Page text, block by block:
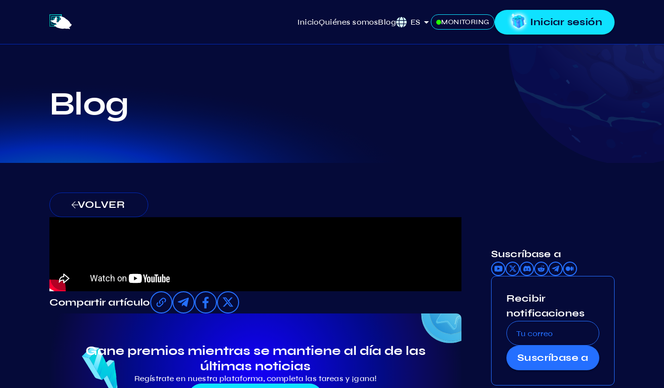
InicioQuiénes somosBlog ES MONITORING Iniciar sesión
Blog
VOLVER
Compartir artículo
Gane premios mientras se mantiene al día de las
últimas noticias
Regístrate en nuestra plataforma, completa las tareas y ¡gana!
Suscríbase a
Recibir
notificaciones
Suscríbase a